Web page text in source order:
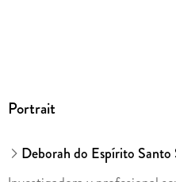
Portrait
Deborah do Espírito Santo